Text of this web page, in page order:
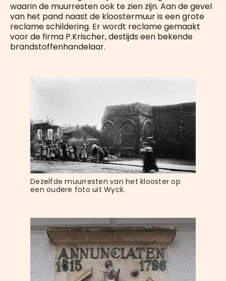
waarin de muurresten ook te zien zijn. Aan de gevel
van het pand naast de kloostermuur is een grote
reclame schildering. Er wordt reclame gemaakt
voor de firma P.Krischer, destijds een bekende
brandstoffenhandelaar.
Dezelfde muurresten van het klooster op
een oudere foto uit Wyck.